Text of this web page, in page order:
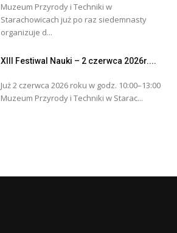
Muzeum Przyrody i Techniki w
Starachowicach już po raz siedemnasty
organizuje d...
XIII Festiwal Nauki – 2 czerwca 2026r....
Już 2 czerwca 2026 roku w godz. 10:00–13:00
Muzeum Przyrody i Techniki w Starac...